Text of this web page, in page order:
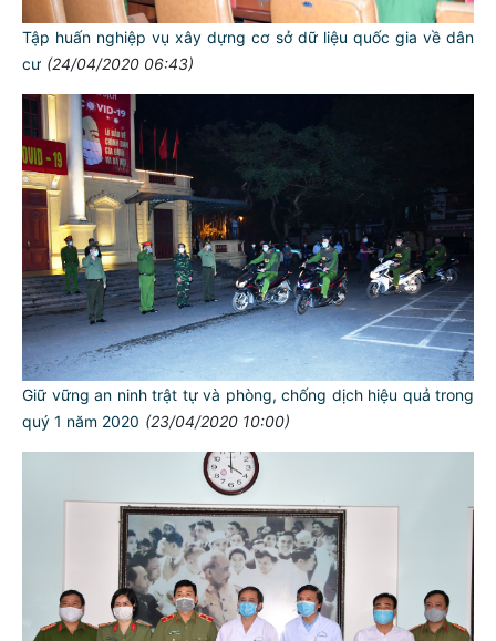
Tập huấn nghiệp vụ xây dựng cơ sở dữ liệu quốc gia về dân
cư (24/04/2020 06:43)
Giữ vững an ninh trật tự và phòng, chống dịch hiệu quả trong
quý 1 năm 2020 (23/04/2020 10:00)